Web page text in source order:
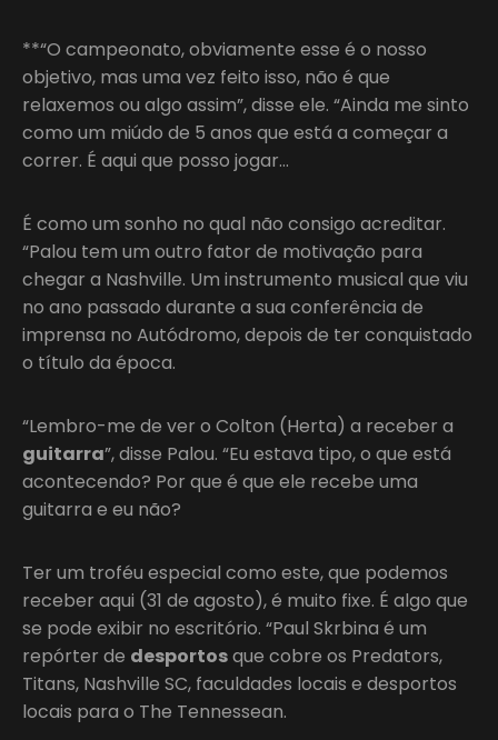
**“O campeonato, obviamente esse é o nosso
objetivo, mas uma vez feito isso, não é que
relaxemos ou algo assim”, disse ele. “Ainda me sinto
como um miúdo de 5 anos que está a começar a
correr. É aqui que posso jogar…
É como um sonho no qual não consigo acreditar.
“Palou tem um outro fator de motivação para
chegar a Nashville. Um instrumento musical que viu
no ano passado durante a sua conferência de
imprensa no Autódromo, depois de ter conquistado
o título da época.
“Lembro-me de ver o Colton (Herta) a receber a
guitarra”, disse Palou. “Eu estava tipo, o que está
acontecendo? Por que é que ele recebe uma
guitarra e eu não?
Ter um troféu especial como este, que podemos
receber aqui (31 de agosto), é muito fixe. É algo que
se pode exibir no escritório. “Paul Skrbina é um
repórter de desportosque cobre os Predators,
Titans, Nashville SC, faculdades locais e desportos
locais para o The Tennessean.